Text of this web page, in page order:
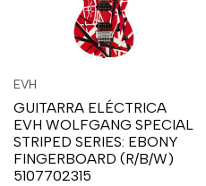
sesión
para
usar
la
lista
para
usar
Compare
Proveedor:
EVH
GUITARRA ELÉCTRICA
EVH WOLFGANG SPECIAL
STRIPED SERIES: EBONY
FINGERBOARD (R/B/W)
5107702315